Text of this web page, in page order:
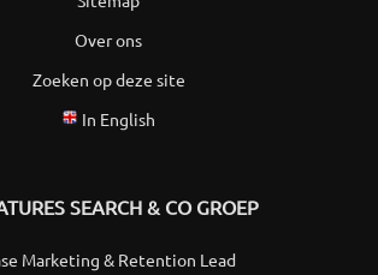
Over ons
Zoeken op deze site
In English
SEARCH & CO GROEP
Marketing & Retention Lead